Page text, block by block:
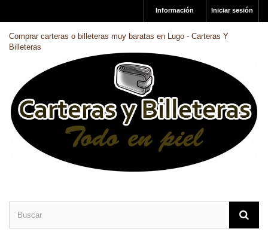
Iniciar sesión
Información
Comprar carteras o billeteras muy baratas en Lugo - Carteras Y
Billeteras